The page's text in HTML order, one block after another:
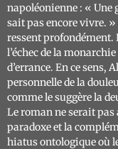
napoléonienne : « Une
sait pas encore vivre. »
ressent profondément.
l’échec de la
d’errance. En ce sens,
personnelle de la
comme le suggère la
Le roman ne serait
paradoxe et la
hiatus ontologique où